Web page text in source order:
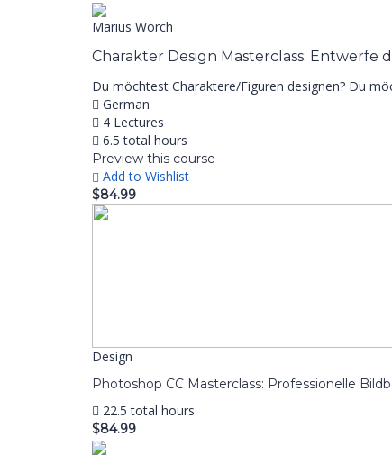
Marius Worch
Charakter Design Masterclass: Entwerfe
Du möchtest Charaktere/Figuren designen? Du
German
4 Lectures
6.5 total hours
Preview this course
Add to Wishlist
$84.99
Design
Photoshop CC Masterclass: Professionelle
22.5 total hours
$84.99